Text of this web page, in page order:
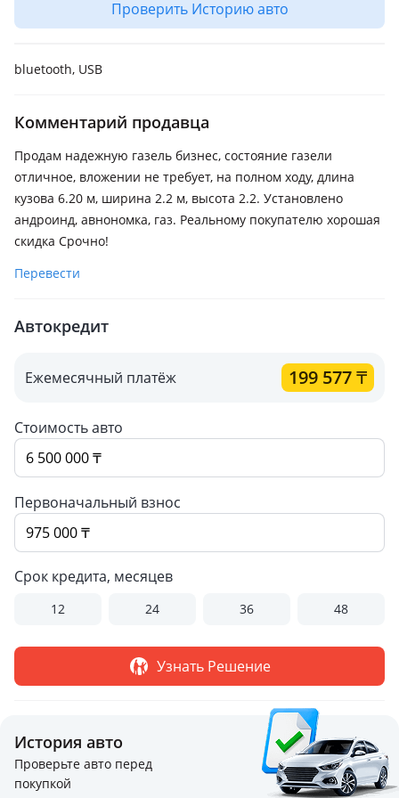
Проверить Историю авто
bluetooth, USB
Комментарий продавца
Продам надежную газель бизнес, состояние газели
отличное, вложении не требует, на полном ходу, длина
кузова 6.20 м, ширина 2.2 м, высота 2.2. Установлено
андроинд, авнономка, газ. Реальному покупателю хорошая
скидка Срочно!
Перевести
Автокредит
Ежемесячный платёж 199 577₸
Стоимость авто
Первоначальный взнос
Срок кредита, месяцев
12 24 36 48
Узнать Решение
История авто
Проверьте авто перед
покупкой